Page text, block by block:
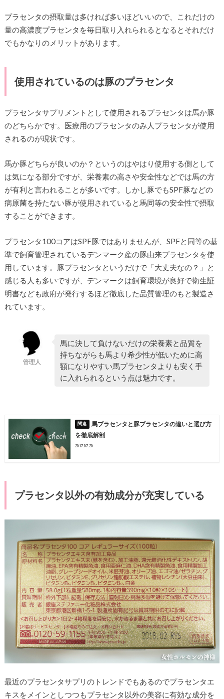
プラセンタの摂取量は多ければ多いほどいいので、これだけの
量の高濃度プラセンタを毎日取り入れられるとなるとそれだけ
でもかなりのメリットがあります。
使用されているのは豚のプラセンタ
プラセンタサプリメントとして使用されるプラセンタは馬か豚
のどちらかです。医療用のプラセンタのみ人プラセンタが使用
されるのが現状です。
馬か豚どちらが良いのか？というのはやはり使用する側として
は気になる部分ですが、栄養素の高さや安全性などでは馬の方
が有利と言われることが多いです。しかし豚でもSPF豚などの
病原菌を持たない豚が使用されていると馬同等の安全性で摂取
することができます。
プラセンタ100コアはSPF豚ではありませんが、SPFと同等の基
準で飼育管理されているデンマーク産の豚由来プラセンタを使
用しています。豚プラセンタというだけで「大丈夫なの？」と
感じる人も多いですが、デンマークは飼育環境が良好で衛生証
明書なども政府が発行するほど徹底した品質管理のもと製造さ
れています。
管理人
馬に決して負けないだけの栄養素と品質を
持ちながらも馬より希少性が低いために高
額になりやすい馬プラセンタよりも安く手
に入れられるという点は魅力です。
馬プラセンタと豚プラセンタの違いと選び方
を徹底解剖
2017.07.20
プラセンタ以外の有効成分が充実している
最近のプラセンタサプリのトレンドでもあるのでプラセンタエ
キスをメインとしつつもプラセンタ以外の美容に有効な成分を